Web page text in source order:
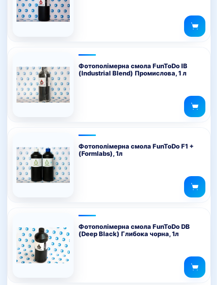
Фотополімерна смола FunToDo IB
(Industrial Blend) Промислова, 1 л
Фотополімерна смола FunToDo F1 +
(Formlabs), 1л
Фотополімерна смола FunToDo DB
(Deep Black) Глибока чорна, 1л